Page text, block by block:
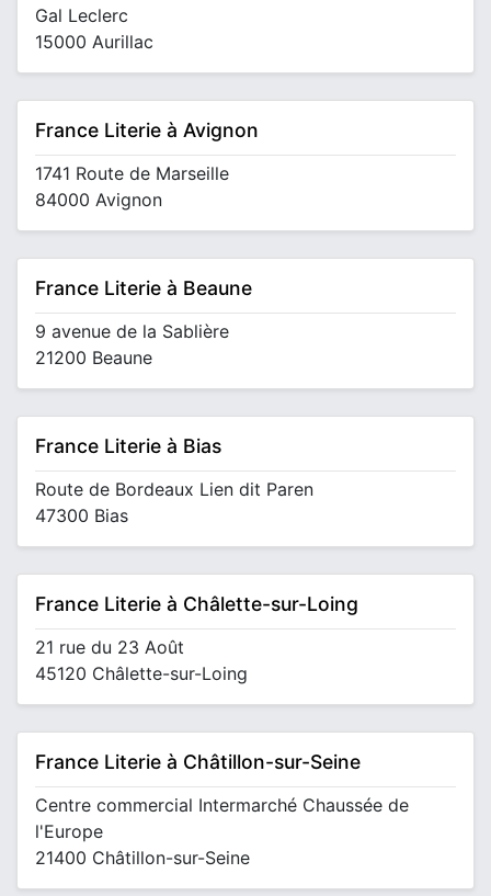
Gal Leclerc
15000 Aurillac
France Literie à Avignon
1741 Route de Marseille
84000 Avignon
France Literie à Beaune
9 avenue de la Sablière
21200 Beaune
France Literie à Bias
Route de Bordeaux Lien dit Paren
47300 Bias
France Literie à Châlette-sur-Loing
21 rue du 23 Août
45120 Châlette-sur-Loing
France Literie à Châtillon-sur-Seine
Centre commercial Intermarché Chaussée de
l'Europe
21400 Châtillon-sur-Seine